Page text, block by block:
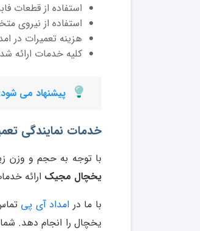
استفاده از قطعات
استفاده از نیروی
هزینه تعمیرات در
کلیه خدمات ارائه
پیشنهاد می
خدمات نمایندگی
با توجه به حجم و وزن
یخچال مجیک ارائه
با ما در امداد آی پی
یخچال را انجام دهد.